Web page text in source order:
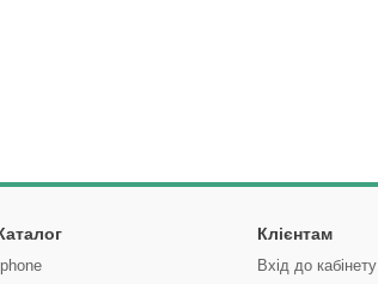
Iphone
Клієнтам
Вхід до кабінету